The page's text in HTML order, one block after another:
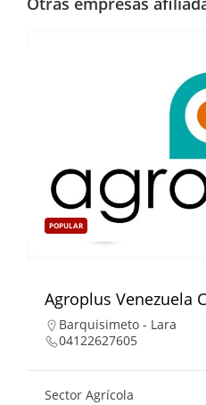
POPULAR
Agroplus Venezuela
Barquisimeto - Lara
04122627605
Sector Agrícola